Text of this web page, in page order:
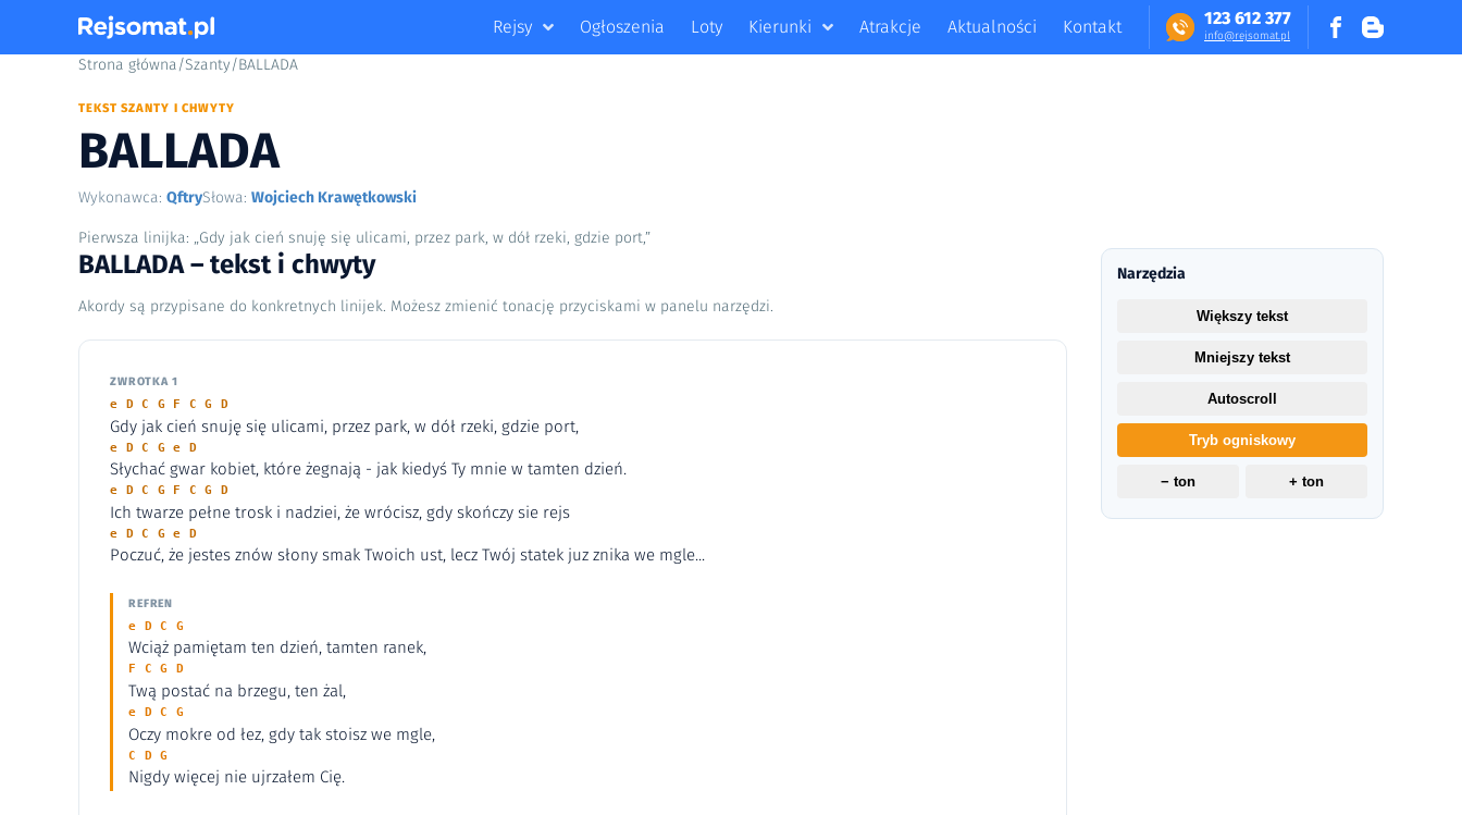
123 612 377
in​fo​@​​rej​somat​.​pl
Rejsy Ogłoszenia Loty Kierunki Atrakcje Aktualności Kontakt
Strona główna/Szanty/BALLADA
TEKST SZANTY I CHWYTY
BALLADA
Wykonawca: QftrySłowa: Wojciech Krawętkowski
Pierwsza linijka: „Gdy jak cień snuję się ulicami, przez park, w dół rzeki, gdzie port,”
BALLADA – tekst i chwyty
Akordy są przypisane do konkretnych linijek. Możesz zmienić tonację przyciskami w panelu narzędzi.
ZWROTKA 1
e D C G F C G D
Gdy jak cień snuję się ulicami, przez park, w dół rzeki, gdzie port,
e D C G e D
Słychać gwar kobiet, które żegnają - jak kiedyś Ty mnie w tamten dzień.
e D C G F C G D
Ich twarze pełne trosk i nadziei, że wrócisz, gdy skończy sie rejs
e D C G e D
Poczuć, że jestes znów słony smak Twoich ust, lecz Twój statek juz znika we mgle...
REFREN
e D C G
Wciąż pamiętam ten dzień, tamten ranek,
F C G D
Twą postać na brzegu, ten żal,
e D C G
Oczy mokre od łez, gdy tak stoisz we mgle,
C D G
Nigdy więcej nie ujrzałem Cię.
Narzędzia
Większy tekst
Mniejszy tekst
Autoscroll
Tryb ogniskowy
− ton + ton